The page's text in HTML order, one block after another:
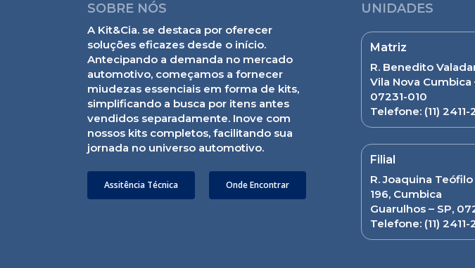
SOBRE NÓS
A Kit&Cia. se destaca por oferecer
soluções eficazes desde o início.
Antecipando a demanda no mercado
automotivo, começamos a fornecer
miudezas essenciais em forma de kits,
simplificando a busca por itens antes
vendidos separadamente. Inove com
nossos kits completos, facilitando sua
jornada no universo automotivo.
Assitência Técnica Onde Encontrar
UNIDADES
Matriz
R. Benedito
Vila Nova Cumbica
07231-010
Telefone: (11)
Filial
R. Joaquina
196, Cumbica
Guarulhos – SP,
Telefone: (11)